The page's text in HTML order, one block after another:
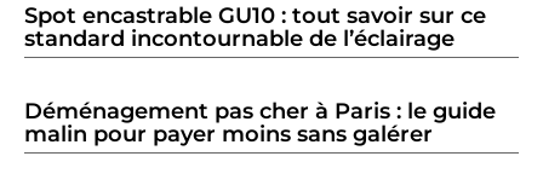
Spot encastrable GU10 : tout savoir sur ce
standard incontournable de l’éclairage
Déménagement pas cher à Paris : le guide
malin pour payer moins sans galérer